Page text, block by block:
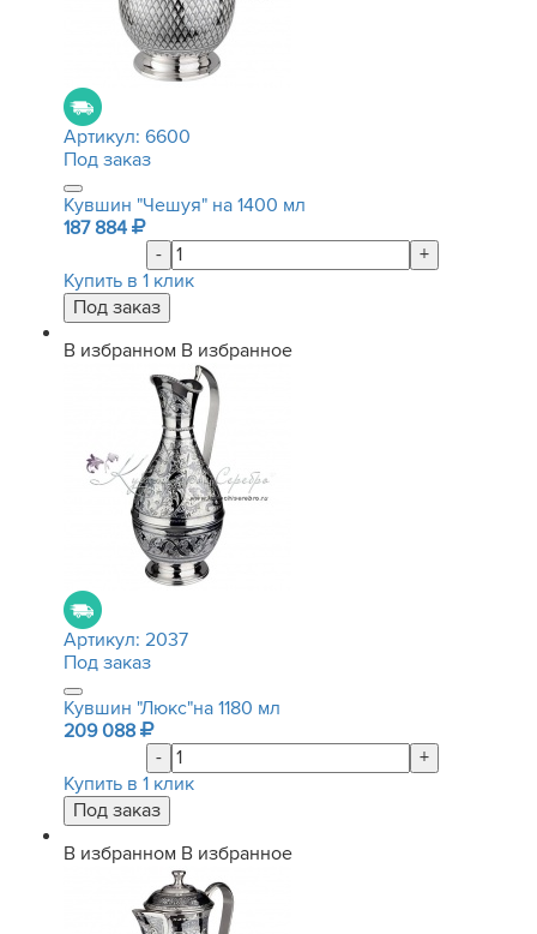
Артикул: 6600
Под заказ
Кувшин "Чешуя" на 1400 мл
187 884
-
+
Купить в 1 клик
В избранном В избранное
Артикул: 2037
Под заказ
Кувшин "Люкс"на 1180 мл
209 088
-
+
Купить в 1 клик
В избранном В избранное